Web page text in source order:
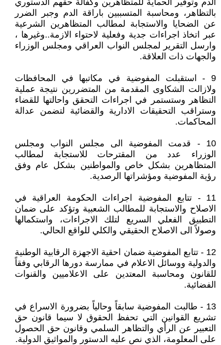
الدم وتوفير الحماية للمتظاهرين وكفالة حقهم الدستوري
بالتظاهر، ومحاسبة المتسببين باراقة الدم وجبر الضرر
عن الضحايا والاستجابة لمطالب المتظاهرين الشرعية
عبر اتخاذ اجراءات جدية وفعلية لاحتواء الازمة..وغيرها ،
وارسل التقرير لمجلس النواب العراقي ومجلس الوزراء
والجهات ذات العلاقة.
9 - استقبلت المفوضية في مكاتبها في المحافظات
ولازالت الشكاوى المقدمة من المتضررين نتيجة عملية
التظاهر وستستمر في اجراءات التحقق واحالتها للقضاء
وستراقب التحقيقات الادارية والقضائية لتضمن عدالة
المحاكمات.
10 - قدمت المفوضية الى مجلس النواب ومجلس
الوزراء عدد من المقترحات للاستجابة لمطالب
المتظاهرين بشكل خاص والمواطنين بشكل عام وفق
رؤية المفوضية ومؤشراتها الرصدية.
11 - تتابع المفوضية اجراءات الحكومة العراقية في
الاصلاح والاستجابة للمطالب الشعبية وتؤكد على ضمان
التطبيق الفعلي السريع لتلك الاجراءات، واستكمالها
وصولاً الى الاصلاح الحقيقي والكلي للواقع الحالي.
12 - تتابع المفوضية ضمان احقية الاجهزة الرقابية الوطنية
والدولية ووسائل الاعلام في ممارسة دورها الرقابي وفقاً
للقانون ومحاسبة المعتدين على الاعلاميين والقنوات
الفضائية.
13 - طالبت المفوضية سابقاً وحالياً بضرورة الاسراع في
تشريع القوانين التي تحفظ الحقوق لا سيما قانون حق
التعبير عن الرأي والتظاهر السلمي وقانون حق الحصول
على المعلومة، الذي نص عليه الدستور والمواثيق الدولية.